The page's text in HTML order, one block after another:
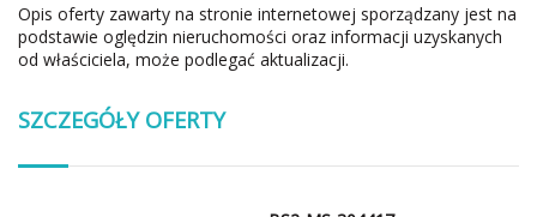
Opis oferty zawarty na stronie internetowej sporządzany jest na
podstawie oględzin nieruchomości oraz informacji uzyskanych
od właściciela, może podlegać aktualizacji.
SZCZEGÓŁY OFERTY